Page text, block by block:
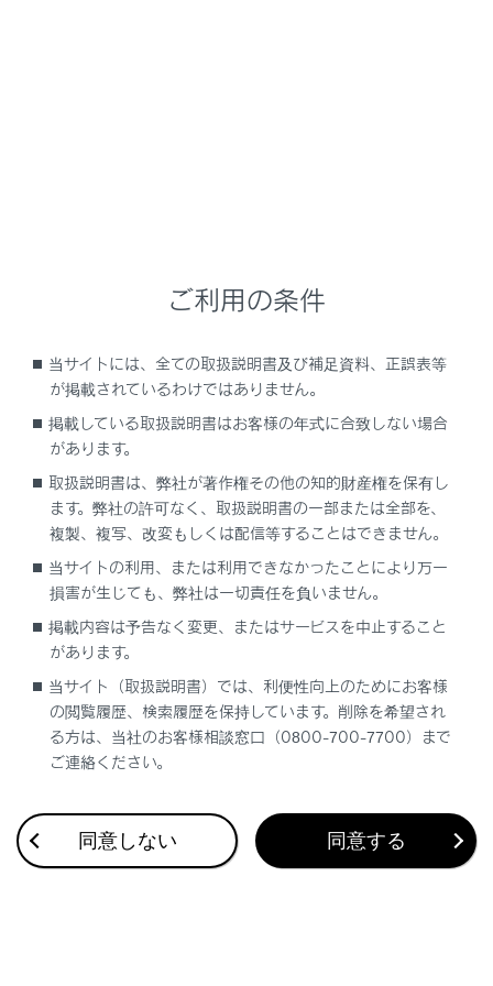
ホーン（警音器）を使うには
合わせて見られているページ
フロントシート
ヘッドレスト
パワーイージーアクセスシステム／ポジションメモリー／メ
モリーコール機能
このページは役に立ちましたか？
ご利用の条件
当サイトには、全ての取扱説明書及び補足資料、正誤表等
が掲載されているわけではありません。
掲載している取扱説明書はお客様の年式に合致しない場合
があります。
取扱説明書は、弊社が著作権その他の知的財産権を保有し
ます。弊社の許可なく、取扱説明書の一部または全部を、
複製、複写、改変もしくは配信等することはできません。
当サイトの利用、または利用できなかったことにより万一
損害が生じても、弊社は一切責任を負いません。
掲載内容は予告なく変更、またはサービスを中止すること
があります。
当サイト（取扱説明書）では、利便性向上のためにお客様
の閲覧履歴、検索履歴を保持しています。削除を希望され
る方は、当社のお客様相談窓口（0800-700-7700）まで
ご連絡ください。
同意しない 同意する